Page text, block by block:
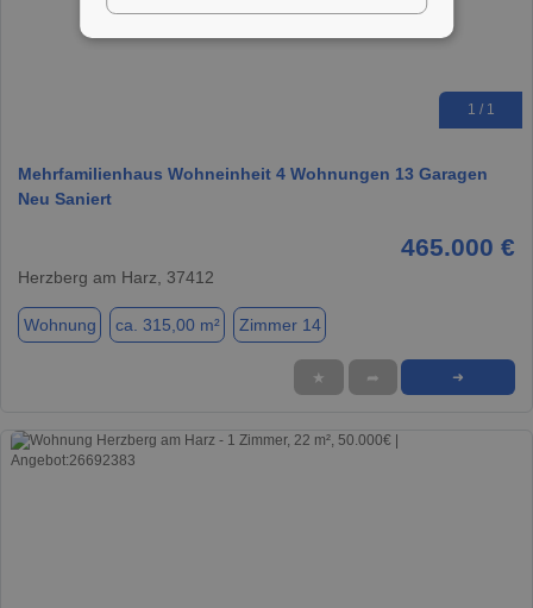
1 / 1
Mehrfamilienhaus Wohneinheit 4 Wohnungen 13 Garagen
Neu Saniert
465.000 €
Herzberg am Harz, 37412
Wohnung ca. 315,00 m² Zimmer 14
★ ➦ ➜